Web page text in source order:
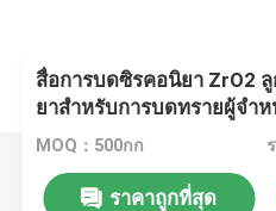
สื่อการบดซิรคอนิยา ZrO2
ยาสําหรับการบดทรายผู้จําห
MOQ：500กก
ราคาถูกที่สุด